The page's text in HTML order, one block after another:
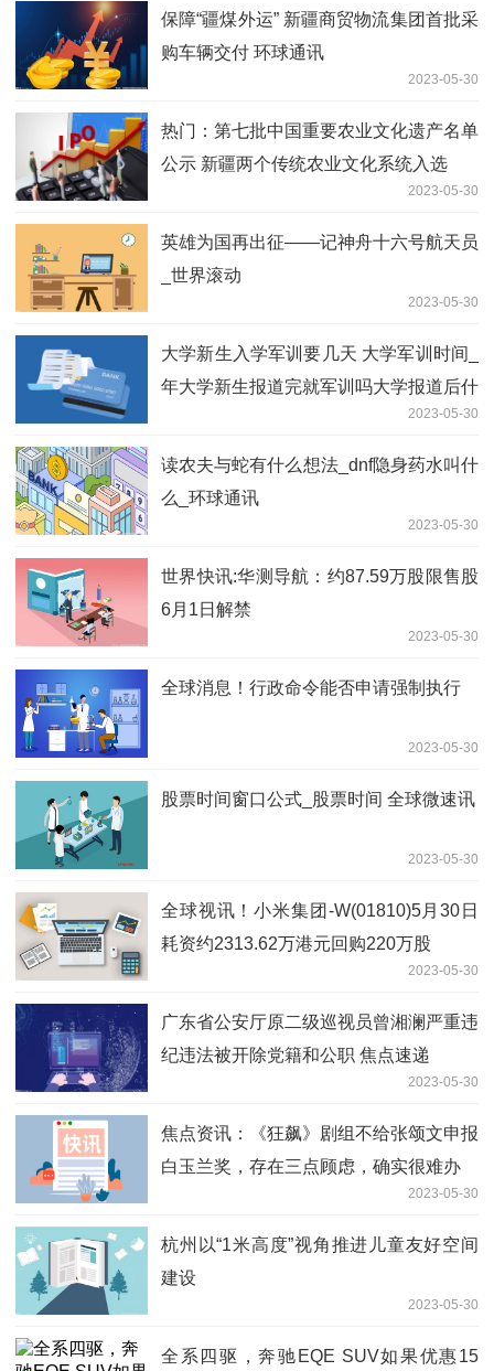
保障“疆煤外运” 新疆商贸物流集团首批采
购车辆交付 环球通讯
2023-05-30
热门：第七批中国重要农业文化遗产名单
公示 新疆两个传统农业文化系统入选
2023-05-30
英雄为国再出征——记神舟十六号航天员
_世界滚动
2023-05-30
大学新生入学军训要几天 大学军训时间_
年大学新生报道完就军训吗大学报道后什
2023-05-30
读农夫与蛇有什么想法_dnf隐身药水叫什
么_环球通讯
2023-05-30
世界快讯:华测导航：约87.59万股限售股
6月1日解禁
2023-05-30
全球消息！行政命令能否申请强制执行
2023-05-30
股票时间窗口公式_股票时间 全球微速讯
2023-05-30
全球视讯！小米集团-W(01810)5月30日
耗资约2313.62万港元回购220万股
2023-05-30
广东省公安厅原二级巡视员曾湘澜严重违
纪违法被开除党籍和公职 焦点速递
2023-05-30
焦点资讯：《狂飙》剧组不给张颂文申报
白玉兰奖，存在三点顾虑，确实很难办
2023-05-30
杭州以“1米高度”视角推进儿童友好空间
建设
2023-05-30
全系四驱，奔驰EQE SUV如果优惠15